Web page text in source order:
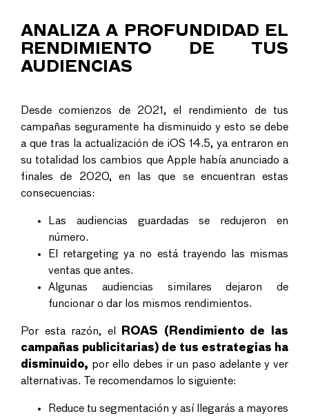
ANALIZA A PROFUNDIDAD EL
RENDIMIENTO DE TUS
AUDIENCIAS
Desde comienzos de 2021, el rendimiento de tus
campañas seguramente ha disminuido y esto se debe
a que tras la actualización de iOS 14.5, ya entraron en
su totalidad los cambios que Apple había anunciado a
finales de 2020, en las que se encuentran estas
consecuencias:
Las audiencias guardadas se redujeron en
número.
El retargeting ya no está trayendo las mismas
ventas que antes.
Algunas audiencias similares dejaron de
funcionar o dar los mismos rendimientos.
Por esta razón, el
ROAS (Rendimiento de las
campañas publicitarias) de tus estrategias ha
disminuido, por ello debes ir un paso adelante y ver
alternativas. Te recomendamos lo siguiente:
Reduce tu segmentación y así llegarás a mayores